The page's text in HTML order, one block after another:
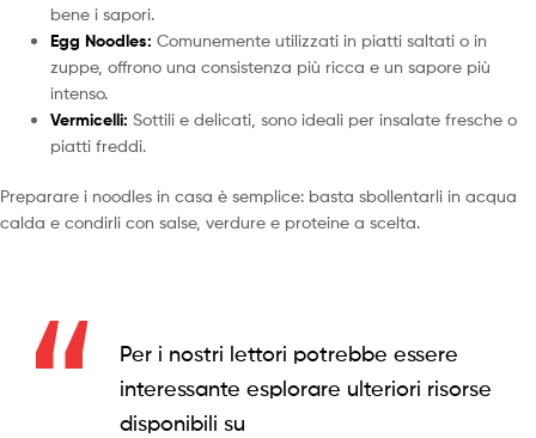
bene i sapori.
Egg Noodles: Comunemente utilizzati in piatti saltati o in
zuppe, offrono una consistenza più ricca e un sapore più
intenso.
Vermicelli: Sottili e delicati, sono ideali per insalate fresche o
piatti freddi.
Preparare i noodles in casa è semplice: basta sbollentarli in acqua
calda e condirli con salse, verdure e proteine a scelta.
Per i nostri lettori potrebbe essere
interessante esplorare ulteriori risorse
disponibili su